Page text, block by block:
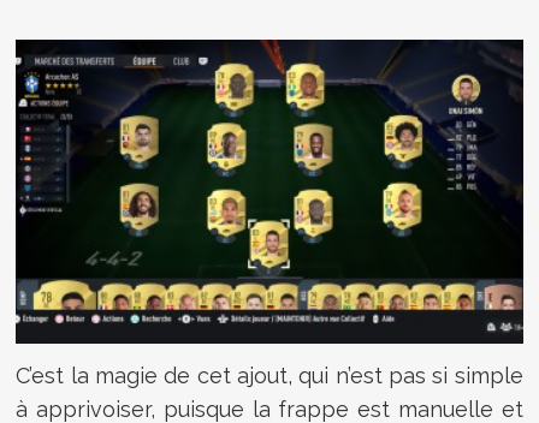
C’est la magie de cet ajout, qui n’est pas si simple
à apprivoiser, puisque la frappe est manuelle et